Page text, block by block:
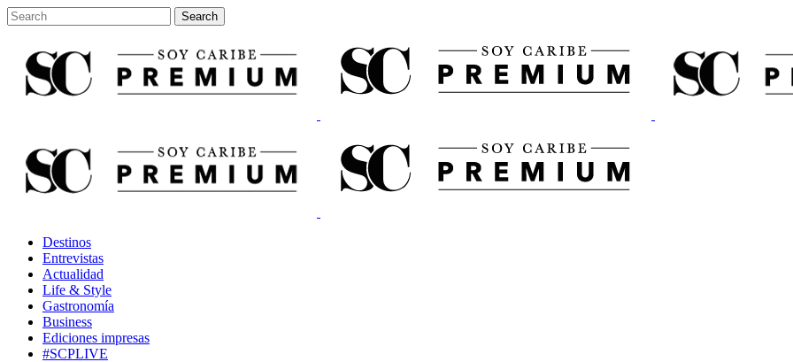
Destinos
Entrevistas
Actualidad
Life & Style
Gastronomía
Business
Ediciones impresas
#SCPLIVE